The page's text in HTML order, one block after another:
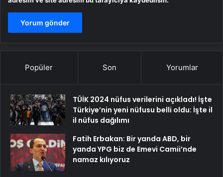
Popüler Son Yorumlar
TÜİK 2024 nüfus verilerini açıkladı! İşte
Türkiye’nin yeni nüfusu belli oldu: İşte il
il nüfus dağılımı
Fatih Erbakan: Bir yanda ABD, bir
yanda YPG biz de Emevi Camii’nde
namaz kılıyoruz